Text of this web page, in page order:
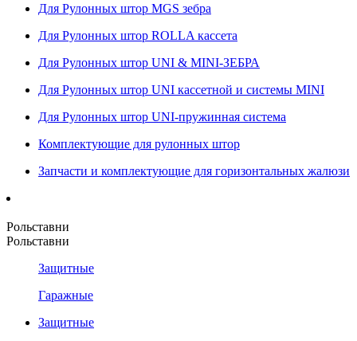
Для Рулонных штор MGS зебра
Для Рулонных штор ROLLA кассета
Для Рулонных штор UNI & MINI-ЗЕБРА
Для Рулонных штор UNI кассетной и системы MINI
Для Рулонных штор UNI-пружинная система
Комплектующие для рулонных штор
Запчасти и комплектующие для горизонтальных жалюзи
Рольставни
Рольставни
Защитные
Гаражные
Защитные